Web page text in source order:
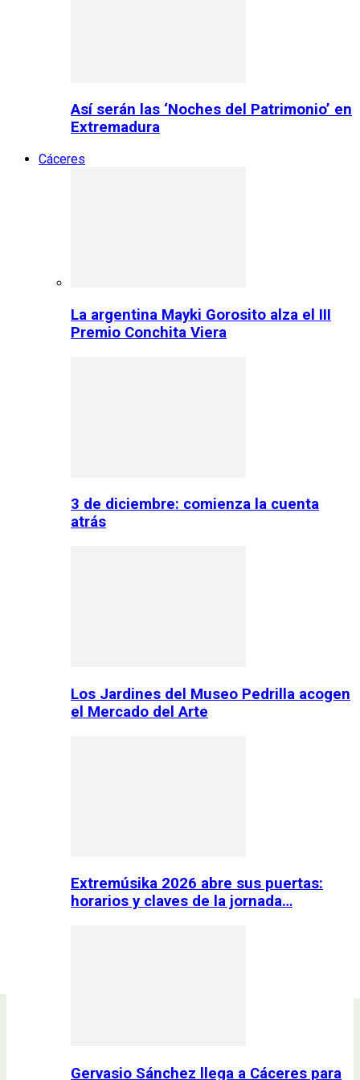
Así serán las ‘Noches del Patrimonio’ en
Extremadura
Cáceres
La argentina Mayki Gorosito alza el III
Premio Conchita Viera
3 de diciembre: comienza la cuenta
atrás
Los Jardines del Museo Pedrilla acogen
el Mercado del Arte
Extremúsika 2026 abre sus puertas:
horarios y claves de la jornada…
Gervasio Sánchez llega a Cáceres para